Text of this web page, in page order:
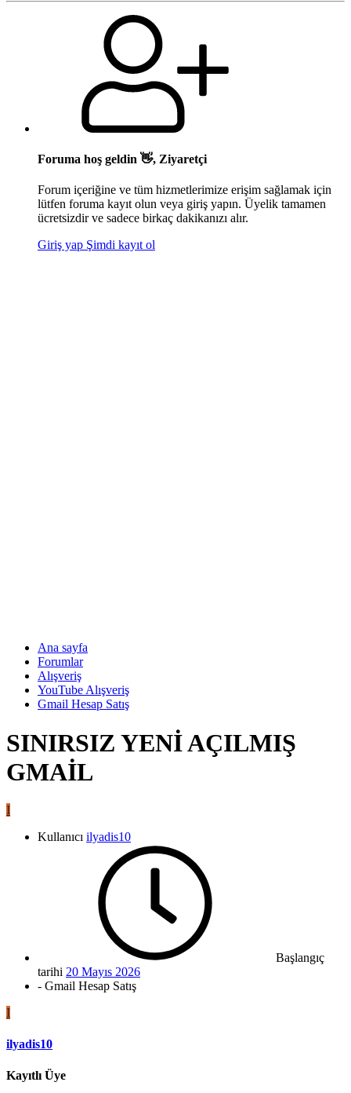
Foruma hoş geldin 👋, Ziyaretçi
Forum içeriğine ve tüm hizmetlerimize erişim sağlamak için
lütfen foruma kayıt olun veya giriş yapın. Üyelik tamamen
ücretsizdir ve sadece birkaç dakikanızı alır.
Giriş yap Şimdi kayıt ol
Ana sayfa
Forumlar
Alışveriş
YouTube Alışveriş
Gmail Hesap Satış
SINIRSIZ YENİ AÇILMIŞ
GMAİL
I
Kullanıcı ilyadis10
Başlangıç
tarihi 20 Mayıs 2026
- Gmail Hesap Satış
I
ilyadis10
Kayıtlı Üye